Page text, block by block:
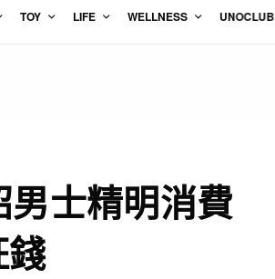
TOY LIFE WELLNESS UNOCLUB
士精明消費